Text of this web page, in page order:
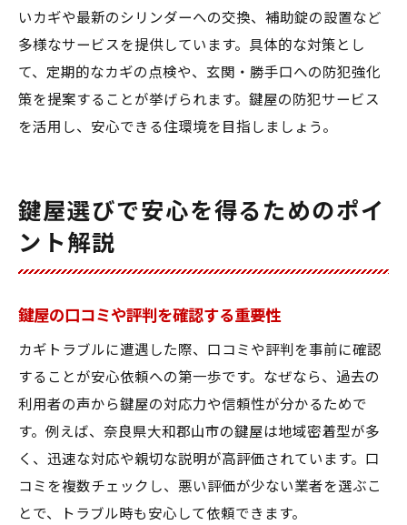
いカギや最新のシリンダーへの交換、補助錠の設置など
多様なサービスを提供しています。具体的な対策とし
て、定期的なカギの点検や、玄関・勝手口への防犯強化
策を提案することが挙げられます。鍵屋の防犯サービス
を活用し、安心できる住環境を目指しましょう。
鍵屋選びで安心を得るためのポイ
ント解説
鍵屋の口コミや評判を確認する重要性
カギトラブルに遭遇した際、口コミや評判を事前に確認
することが安心依頼への第一歩です。なぜなら、過去の
利用者の声から鍵屋の対応力や信頼性が分かるためで
す。例えば、奈良県大和郡山市の鍵屋は地域密着型が多
く、迅速な対応や親切な説明が高評価されています。口
コミを複数チェックし、悪い評価が少ない業者を選ぶこ
とで、トラブル時も安心して依頼できます。